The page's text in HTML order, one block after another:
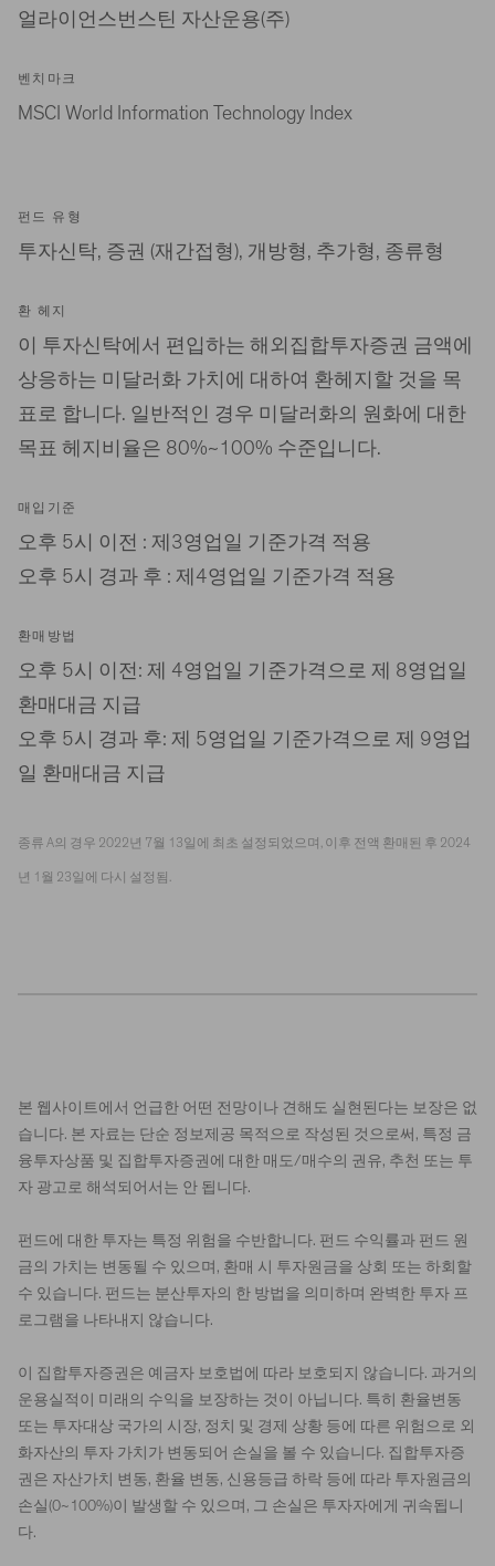
얼라이언스번스틴 자산운용(주)
벤치마크
MSCI World Information Technology Index
펀드 유형
투자신탁, 증권 (재간접형), 개방형, 추가형, 종류형
환 헤지
이 투자신탁에서 편입하는 해외집합투자증권 금액에
상응하는 미달러화 가치에 대하여 환헤지할 것을 목
표로 합니다. 일반적인 경우 미달러화의 원화에 대한
목표 헤지비율은 80%~100% 수준입니다.
매입기준
오후 5시 이전 : 제3영업일 기준가격 적용
오후 5시 경과 후 : 제4영업일 기준가격 적용
환매방법
오후 5시 이전: 제 4영업일 기준가격으로 제 8영업일
환매대금 지급
오후 5시 경과 후: 제 5영업일 기준가격으로 제 9영업
일 환매대금 지급
종류 A의 경우 2022년 7월 13일에 최초 설정되었으며, 이후 전액 환매된 후 2024
년 1월 23일에 다시 설정됨.
본 웹사이트에서 언급한 어떤 전망이나 견해도 실현된다는 보장은 없
습니다. 본 자료는 단순 정보제공 목적으로 작성된 것으로써, 특정 금
융투자상품 및 집합투자증권에 대한 매도/매수의 권유, 추천 또는 투
자 광고로 해석되어서는 안 됩니다.
펀드에 대한 투자는 특정 위험을 수반합니다. 펀드 수익률과 펀드 원
금의 가치는 변동될 수 있으며, 환매 시 투자원금을 상회 또는 하회할
수 있습니다. 펀드는 분산투자의 한 방법을 의미하며 완벽한 투자 프
로그램을 나타내지 않습니다.
이 집합투자증권은 예금자 보호법에 따라 보호되지 않습니다. 과거의
운용실적이 미래의 수익을 보장하는 것이 아닙니다. 특히 환율변동
또는 투자대상 국가의 시장, 정치 및 경제 상황 등에 따른 위험으로 외
화자산의 투자 가치가 변동되어 손실을 볼 수 있습니다. 집합투자증
권은 자산가치 변동, 환율 변동, 신용등급 하락 등에 따라 투자원금의
손실(0~100%)이 발생할 수 있으며, 그 손실은 투자자에게 귀속됩니
다.